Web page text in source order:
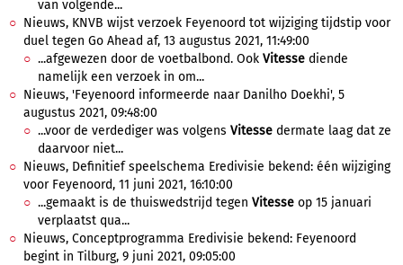
van volgende...
Nieuws, KNVB wijst verzoek Feyenoord tot wijziging tijdstip voor
duel tegen Go Ahead af, 13 augustus 2021, 11:49:00
...afgewezen door de voetbalbond. Ook Vitesse diende
namelijk een verzoek in om...
Nieuws, 'Feyenoord informeerde naar Danilho Doekhi', 5
augustus 2021, 09:48:00
...voor de verdediger was volgens Vitesse dermate laag dat ze
daarvoor niet...
Nieuws, Definitief speelschema Eredivisie bekend: één wijziging
voor Feyenoord, 11 juni 2021, 16:10:00
...gemaakt is de thuiswedstrijd tegen Vitesse op 15 januari
verplaatst qua...
Nieuws, Conceptprogramma Eredivisie bekend: Feyenoord
begint in Tilburg, 9 juni 2021, 09:05:00